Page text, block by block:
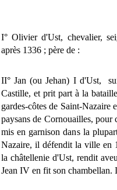
I° Olivier d'Ust, chevalier,
après 1336 ; père de :
II° Jan (ou Jehan) I d'Ust,
Castille, et prit part à la
gardes-côtes de Saint-Nazaire
paysans de Cornouailles,
mis en garnison dans la
Nazaire, il défendit la ville en
la châtellenie d'Ust, rendit
Jean IV en fit son chambellan.